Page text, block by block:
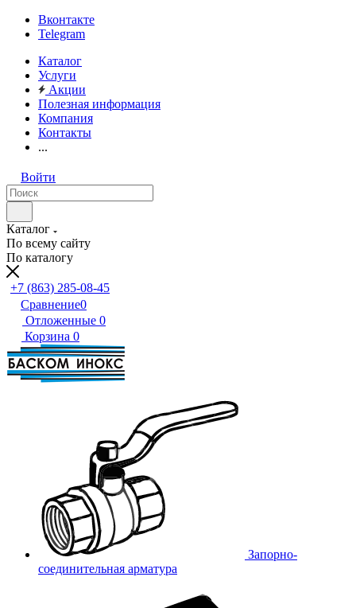
Вконтакте
Telegram
Каталог
Услуги
Акции
Полезная информация
Компания
Контакты
...
Войти
Каталог
По всему сайту
По каталогу
+7 (863) 285-08-45
Сравнение0
Отложенные 0
Корзина 0
Запорно-
соединительная арматура